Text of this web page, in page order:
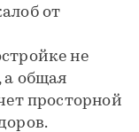
от
не
а общая
просторной